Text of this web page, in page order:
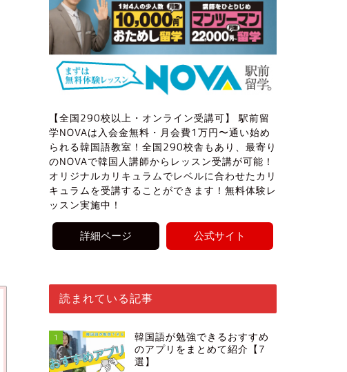
【全国290校以上・オンライン受講可】 駅前留
学NOVAは入会金無料・月会費1万円〜通い始め
られる韓国語教室！全国290校舎もあり、最寄り
のNOVAで韓国人講師からレッスン受講が可能！
オリジナルカリキュラムでレベルに合わせたカリ
キュラムを受講することができます！無料体験レ
ッスン実施中！
詳細ページ 公式サイト
読まれている記事
1
韓国語が勉強できるおすすめ
のアプリをまとめて紹介【7
選】